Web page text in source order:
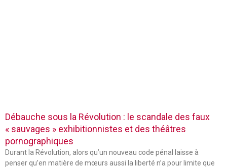
Débauche sous la Révolution : le scandale des faux
« sauvages » exhibitionnistes et des théâtres
pornographiques
Durant la Révolution, alors qu’un nouveau code pénal laisse à
penser qu’en matière de mœurs aussi la liberté n’a pour limite que